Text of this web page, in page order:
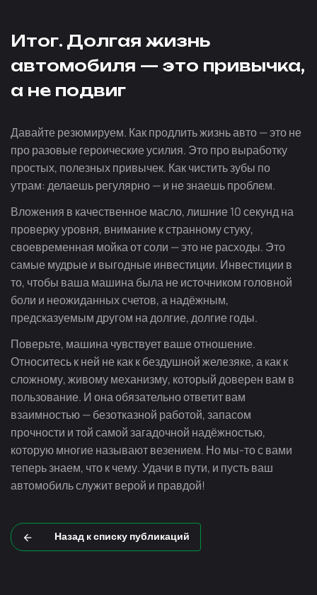
Итог. Долгая жизнь
автомобиля — это привычка,
а не подвиг
Давайте резюмируем. Как продлить жизнь авто — это не
про разовые героические усилия. Это про выработку
простых, полезных привычек. Как чистить зубы по
утрам: делаешь регулярно — и не знаешь проблем.
Вложения в качественное масло, лишние 10 секунд на
проверку уровня, внимание к странному стуку,
своевременная мойка от соли — это не расходы. Это
самые мудрые и выгодные инвестиции. Инвестиции в
то, чтобы ваша машина была не источником головной
боли и неожиданных счетов, а надёжным,
предсказуемым другом на долгие, долгие годы.
Поверьте, машина чувствует ваше отношение.
Относитесь к ней не как к бездушной железяке, а как к
сложному, живому механизму, который доверен вам в
пользование. И она обязательно ответит вам
взаимностью — безотказной работой, запасом
прочности и той самой загадочной надёжностью,
которую многие называют везением. Номы-тос вами
теперь знаем, что к чему. Удачи в пути, и пусть ваш
автомобиль служит верой и правдой!
Назад к списку публикаций